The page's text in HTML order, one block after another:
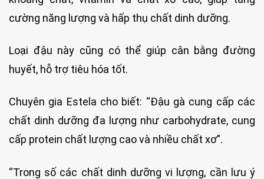
cường năng lượng và hấp thụ chất dinh dưỡng.
Loại đậu này cũng có thể giúp cân bằng đường
huyết, hỗ trợ tiêu hóa tốt.
Chuyên gia Estela cho biết: “Đậu gà cung cấp các
chất dinh dưỡng đa lượng như carbohydrate, cung
cấp protein chất lượng cao và nhiều chất xơ”.
“Trong số các chất dinh dưỡng vi lượng, cần lưu ý